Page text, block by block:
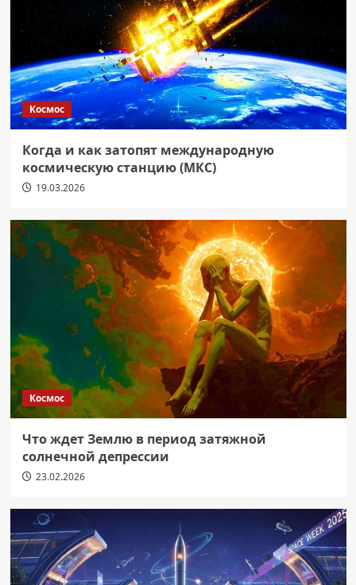
Космос
Когда и как затопят международную
космическую станцию (МКС)
19.03.2026
Космос
Что ждет Землю в период затяжной
солнечной депрессии
23.02.2026